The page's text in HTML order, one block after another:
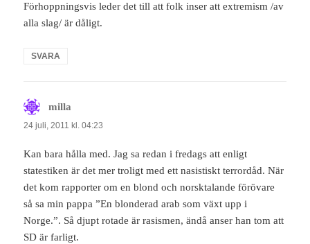
Förhoppningsvis leder det till att folk inser att extremism /av
alla slag/ är dåligt.
SVARA
milla
24 juli, 2011 kl. 04:23
Kan bara hålla med. Jag sa redan i fredags att enligt
statestiken är det mer troligt med ett nasistiskt terrordåd. När
det kom rapporter om en blond och norsktalande förövare
så sa min pappa ”En blonderad arab som växt upp i
Norge.”. Så djupt rotade är rasismen, ändå anser han tom att
SD är farligt.